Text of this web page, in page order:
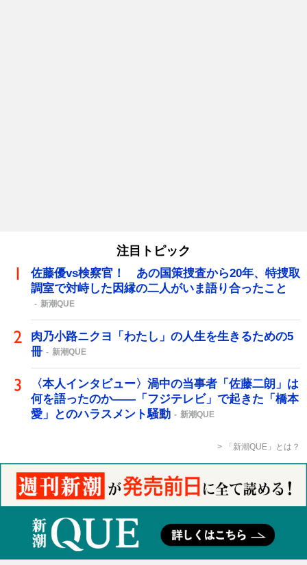
注目トピック
佐藤優vs検察官！ あの国策捜査から20年、特捜取
調室で対峙した因縁の二人がいま語り合ったこと
新潮QUE
肉乃小路ニクヨ「わたし」の人生を生きるための5
冊
新潮QUE
〈本人インタビュー〉渦中の当事者「佐藤二朗」は
何を語ったのか――「フジテレビ」で起きた「橋本
愛」とのハラスメント騒動
新潮QUE
「新潮QUE」とは？